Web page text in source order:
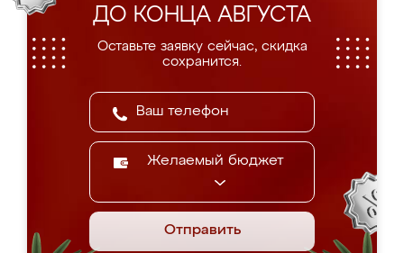
ДО КОНЦА АВГУСТА
Оставьте заявку сейчас, скидка
сохранится.
Желаемый бюджет
Отправить